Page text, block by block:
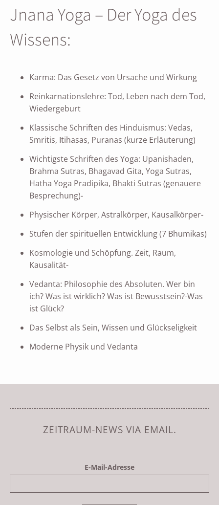
Jnana Yoga – Der Yoga des
Wissens:
Karma: Das Gesetz von Ursache und Wirkung
Reinkarnationslehre: Tod, Leben nach dem Tod,
Wiedergeburt
Klassische Schriften des Hinduismus: Vedas,
Smritis, Itihasas, Puranas (kurze Erläuterung)
Wichtigste Schriften des Yoga: Upanishaden,
Brahma Sutras, Bhagavad Gita, Yoga Sutras,
Hatha Yoga Pradipika, Bhakti Sutras (genauere
Besprechung)-
Physischer Körper, Astralkörper, Kausalkörper-
Stufen der spirituellen Entwicklung (7 Bhumikas)
Kosmologie und Schöpfung. Zeit, Raum,
Kausalität-
Vedanta: Philosophie des Absoluten. Wer bin
ich? Was ist wirklich? Was ist Bewusstsein?-Was
ist Glück?
Das Selbst als Sein, Wissen und Glückseligkeit
Moderne Physik und Vedanta
ZEITRAUM-NEWS VIA EMAIL.
E-Mail-Adresse